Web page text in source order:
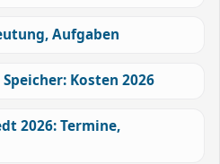
Aufgaben
Kosten 2026
2026: Termine,